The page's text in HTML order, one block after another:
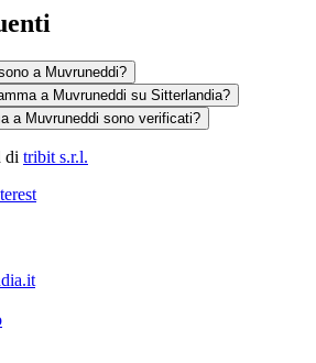
a Muvruneddi?
a Muvruneddi su Sitterlandia?
a Muvruneddi sono verificati?
di tribit s.r.l.